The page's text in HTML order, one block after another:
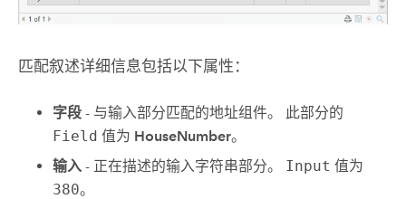
匹配叙述详细信息包括以下属性：
字段 - 与输入部分匹配的地址组件。 此部分的
Field 值为 HouseNumber。
输入 - 正在描述的输入字符串部分。 Input 值为
380。